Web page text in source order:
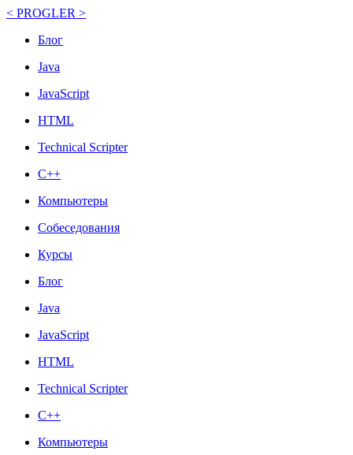
< PROGLER >
Блог
Java
JavaScript
HTML
Technical Scripter
C++
Компьютеры
Собеседования
Курсы
Блог
Java
JavaScript
HTML
Technical Scripter
C++
Компьютеры